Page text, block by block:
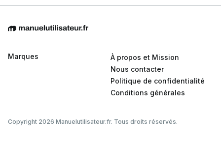
Marques
À propos et Mission
Nous contacter
Politique de confidentialité
Conditions générales
Copyright 2026 Manuelutilisateur.fr. Tous droits réservés.